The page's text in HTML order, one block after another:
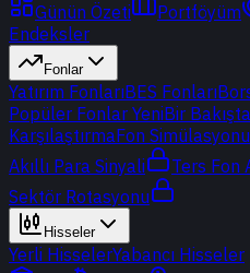
Günün Özeti Portföyüm
Endeksler
Fonlar
Yatırım FonlarıBES Fonları
Popüler Fonlar YeniBir
KarşılaştırmaFon Simülasyonu
Akıllı Para Sinyali
Ters Fon
Sektör Rotasyonu
Hisseler
Yerli HisselerYabancı Hisseler